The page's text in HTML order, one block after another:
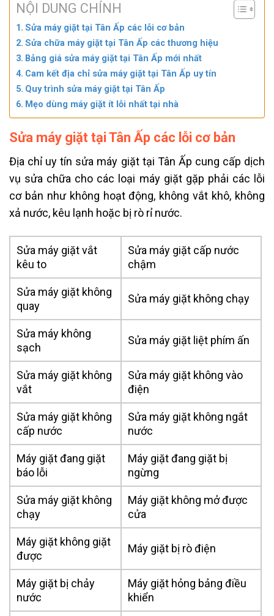
NỘI DUNG CHÍNH
Sửa máy giặt tại Tân Ấp các lỗi cơ bản
Sửa chữa máy giặt tại Tân Ấp các thương hiệu
Bảng giá sửa máy giặt tại Tân Ấp mới nhất
Cam kết địa chỉ sửa máy giặt tại Tân Ấp uy tín
Quy trình sửa máy giặt tại Tân Ấp
Mẹo dùng máy giặt ít lỗi nhất tại nhà
Sửa máy giặt tại Tân Ấp các lỗi cơ bản
Địa chỉ uy tín sửa máy giặt tại Tân Ấp cung cấp dịch
vụ sửa chữa cho các loại máy giặt gặp phải các lỗi
cơ bản như không hoạt động, không vắt khô, không
xả nước, kêu lạnh hoặc bị rò rỉ nước.
Sửa máy giặt vắt
kêu to
Sửa máy giặt cấp nước
chậm
Sửa máy giặt không
quay
Sửa máy giặt không chạy
Sửa máy không
sạch
Sửa máy giặt liệt phím ấn
Sửa máy giặt không
vắt
Sửa máy giặt không vào
điện
Sửa máy giặt không
cấp nước
Sửa máy giặt không ngắt
nước
Máy giặt đang giặt
báo lỗi
Máy giặt đang giặt bị
ngừng
Sửa máy giặt không
chạy
Máy giặt không mở được
cửa
Máy giặt không giặt
được
Máy giặt bị rò điện
Máy giặt bị chảy
nước
Máy giặt hỏng bảng điều
khiển